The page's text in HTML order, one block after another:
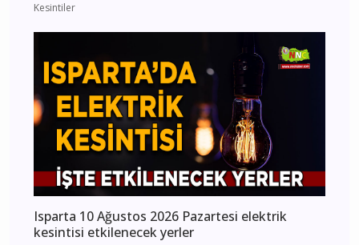
Kesintiler
Isparta 10 Ağustos 2026 Pazartesi elektrik
kesintisi etkilenecek yerler